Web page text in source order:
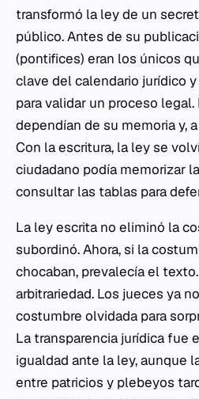
transformó la ley de un
público. Antes de su
(pontifices) eran los únicos
clave del calendario jurídico
para validar un proceso
dependían de su memoria y,
Con la escritura, la ley se
ciudadano podía memorizar
consultar las tablas para
La ley escrita no eliminó la
subordinó. Ahora, si la
chocaban, prevalecía el
arbitrariedad. Los jueces ya
costumbre olvidada para
La transparencia jurídica fue
igualdad ante la ley, aunque
entre patricios y plebeyos